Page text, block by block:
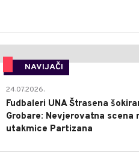
NAVIJAČI
24.07.2026.
Fudbaleri UNA Štrasena
Grobare: Nevjerovatna scena
utakmice Partizana